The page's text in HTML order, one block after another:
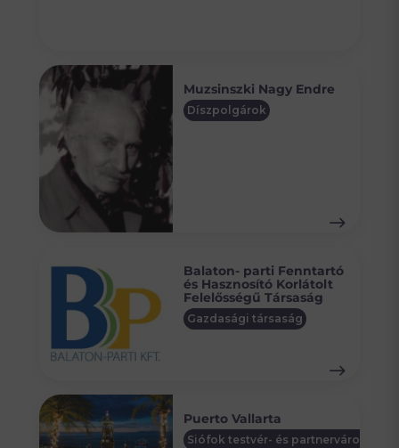
Muzsinszki Nagy Endre
Díszpolgárok
Balaton- parti Fenntartó
és Hasznosító Korlátolt
Felelősségű Társaság
Gazdasági társaság
Puerto Vallarta
Siófok testvér- és partnervárosai